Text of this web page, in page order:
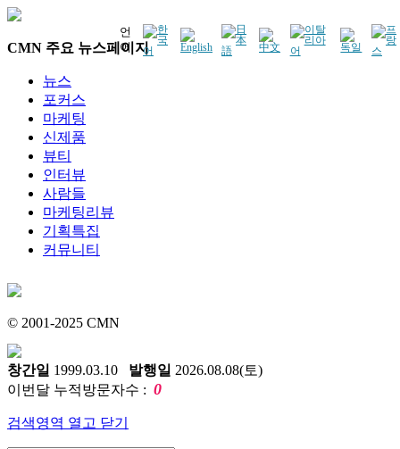
언
어
CMN 주요 뉴스페이지
뉴스
포커스
마케팅
신제품
뷰티
인터뷰
사람들
마케팅리뷰
기획특집
커뮤니티
© 2001-2025 CMN
창간일 1999.03.10 발행일 2026.08.08(토)
이번달 누적방문자수 : 0
검색영역 열고 닫기